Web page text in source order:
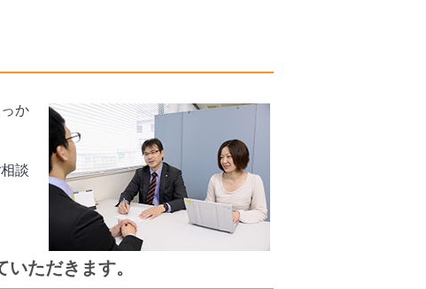
か
談
ただきます。